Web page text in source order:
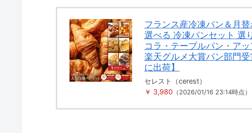
フランス産冷凍パン＆月
選べる 冷凍パンセット 選
コラ・テーブルパン・ア
楽天グルメ大賞パン部門
に出荷】
セレスト（cerest）
￥ 3,980 （2026/01/16 23:14時点）